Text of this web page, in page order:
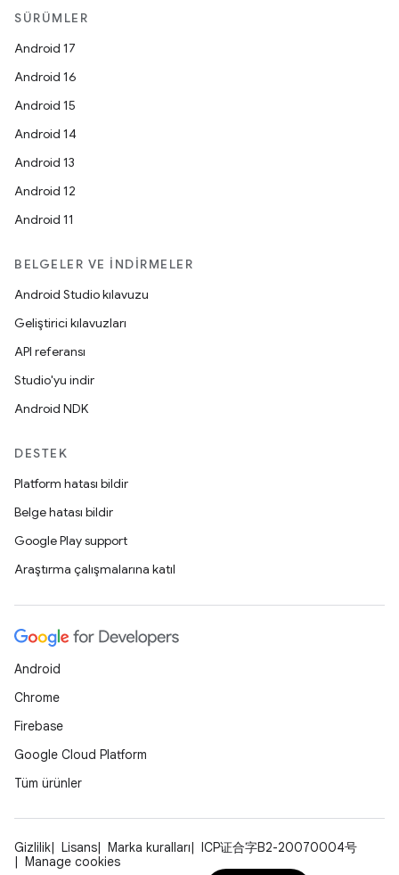
SÜRÜMLER
Android 17
Android 16
Android 15
Android 14
Android 13
Android 12
Android 11
BELGELER VE İNDIRMELER
Android Studio kılavuzu
Geliştirici kılavuzları
API referansı
Studio'yu indir
Android NDK
DESTEK
Platform hatası bildir
Belge hatası bildir
Google Play support
Araştırma çalışmalarına katıl
Android
Chrome
Firebase
Google Cloud Platform
Tüm ürünler
Gizlilik Lisans Marka kuralları
ICP证合字B2-20070004号
Manage cookies